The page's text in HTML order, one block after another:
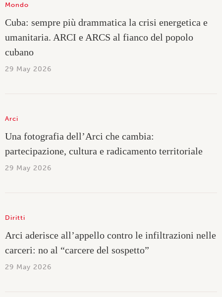
Mondo
Cuba: sempre più drammatica la crisi energetica e
umanitaria. ARCI e ARCS al fianco del popolo
cubano
29 May 2026
Arci
Una fotografia dell’Arci che cambia:
partecipazione, cultura e radicamento territoriale
29 May 2026
Diritti
Arci aderisce all’appello contro le infiltrazioni nelle
carceri: no al “carcere del sospetto”
29 May 2026